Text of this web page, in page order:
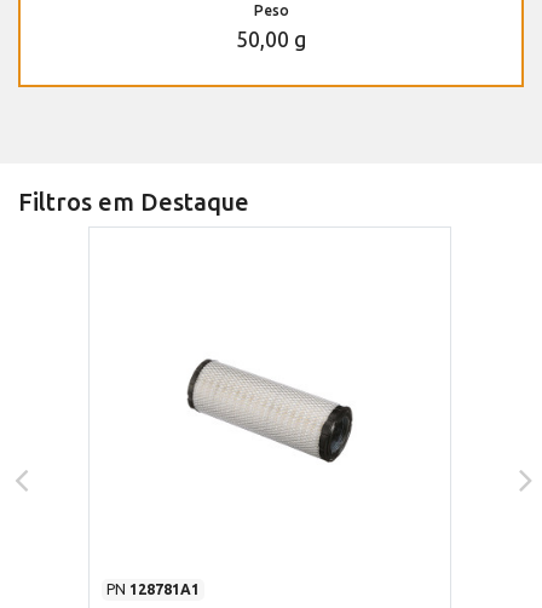
Peso
50,00 g
Filtros em Destaque
PN 128781A1